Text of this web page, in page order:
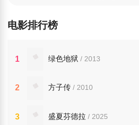
电影排行榜
1 绿色地狱 / 2013
2 方子传 / 2010
3 盛夏芬德拉 / 2025